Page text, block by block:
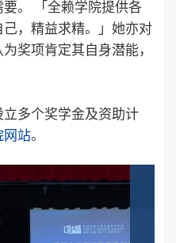
。 「全赖学院提供各
，精益求精。」她亦对
奖项肯定其自身潜能，
多个奖学金及资助计
网站。